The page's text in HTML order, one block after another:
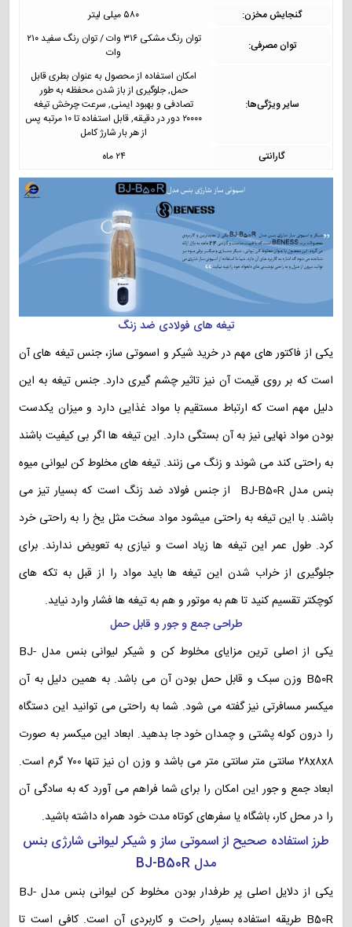
گنجایش مخزن:
۵۸۰ میلی لیتر
توان مصرفی:
توان رنگ مشکی ۳۱۶ وات / توان رنگ سفید ۲۱۰
وات
سایر ویژگی‌ها:
امکان استفاده از محصول به عنوان بطری قابل
حمل, جلوگیری از باز شدن محفظه به طور
تصادفی و بهبود ایمنی, سرعت چرخش تیغه
۲۰۰۰۰ دور در دقیقه, قابل استفاده تا ۱۰ مرتبه پس
از هر بار شارژ کامل
گارانتی
۲۴ ماه
تیغه های فولادی ضد زنگ
یکی از فاکتور های مهم در خرید شیکر و اسموتی ساز، جنس تیغه های آن
است که بر روی قیمت آن نیز تاثیر چشم گیری دارد. جنس تیغه به این
دلیل مهم است که ارتباط مستقیم با مواد غذایی دارد و میزان یکدست
بودن مواد نهایی نیز به آن بستگی دارد. این تیغه ها اگر بی کیفیت باشند
به راحتی کند می شوند و زنگ می زنند. تیغه های مخلوط کن لیوانی میوه
بنس مدل BJ-B50R از جنس فولاد ضد زنگ است که بسیار تیز می
باشند. با این تیغه به راحتی میشود مواد سخت مثل یخ را به راحتی خرد
کرد. طول عمر این تیغه ها زیاد است و نیازی به تعویض ندارند. برای
جلوگیری از خراب شدن این تیغه ها باید مواد را از قبل به تکه های
کوچکتر تقسیم کنید تا هم به موتور و هم به تیغه ها فشار وارد نیاید.
طراحی جمع و جور و قابل حمل
یکی از اصلی ترین مزایای مخلوط کن و شیکر لیوانی بنس مدل BJ-
B50R وزن سبک و قابل حمل بودن آن می باشد. به همین دلیل به آن
میکسر مسافرتی نیز گفته می شود. شما به راحتی می توانید این دستگاه
را درون کوله پشتی و چمدان خود جا بدهید. ابعاد این میکسر به صورت
۲۸x۸x۸ سانتی‌ متر سانتی متر می باشد و وزن ان نیز تنها ۷۰۰ گرم است.
ابعاد جمع و جور این امکان را برای شما فراهم می آورد که به سادگی آن
را در محل کار، باشگاه یا سفرهای کوتاه مدت خود همراه داشته باشید.
طرز استفاده صحیح از اسموتی ساز و شیکر لیوانی شارژی بنس
مدل BJ-B50R
یکی از دلایل اصلی پر طرفدار بودن مخلوط کن لیوانی بنس مدل BJ-
B50R طریقه استفاده بسیار راحت و کاربردی آن است. کافی است تا